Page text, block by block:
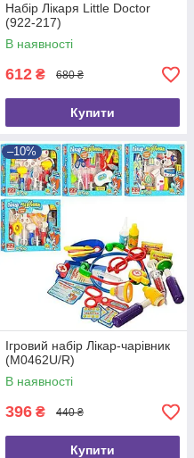
Набір Лікаря Little Doctor
(922-217)
В наявності
612 ₴ 680 ₴
Купити
–10%
Ігровий набір Лікар-чарівник
(M0462U/R)
В наявності
396 ₴ 440 ₴
Купити